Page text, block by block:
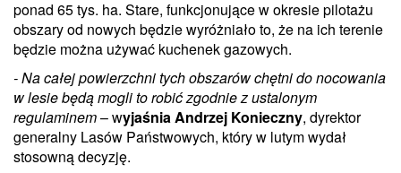
ponad 65 tys. ha. Stare, funkcjonujące w okresie pilotażu
obszary od nowych będzie wyróżniało to, że na ich terenie
będzie można używać kuchenek gazowych.
- Na całej powierzchni tych obszarów chętni do nocowania
w lesie będą mogli to robić zgodnie z ustalonym
regulaminem– wyjaśnia Andrzej Konieczny, dyrektor
generalny Lasów Państwowych, który w lutym wydał
stosowną decyzję.